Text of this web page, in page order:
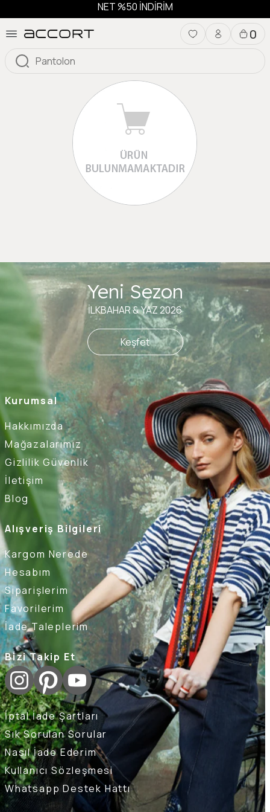
NET %50 İNDİRİM
0
Kurumsal
Hakkımızda
Mağazalarımız
Gizlilik Güvenlik
İletişim
Blog
Alışveriş Bilgileri
Kargom Nerede
Hesabım
Siparişlerim
Favorilerim
İade Taleplerim
Bizi Takip Et
İptal İade Şartları
Sık Sorulan Sorular
Nasıl İade Ederim
Kullanıcı Sözleşmesi
Whatsapp Destek Hattı
Yeni Sezon
İLKBAHAR & YAZ 2026
Keşfet